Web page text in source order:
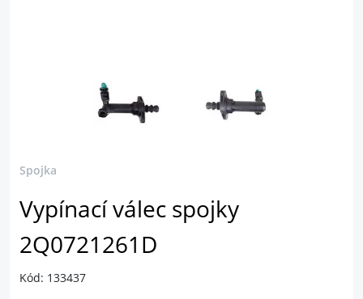
Spojka
Vypínací válec spojky
2Q0721261D
Kód: 133437